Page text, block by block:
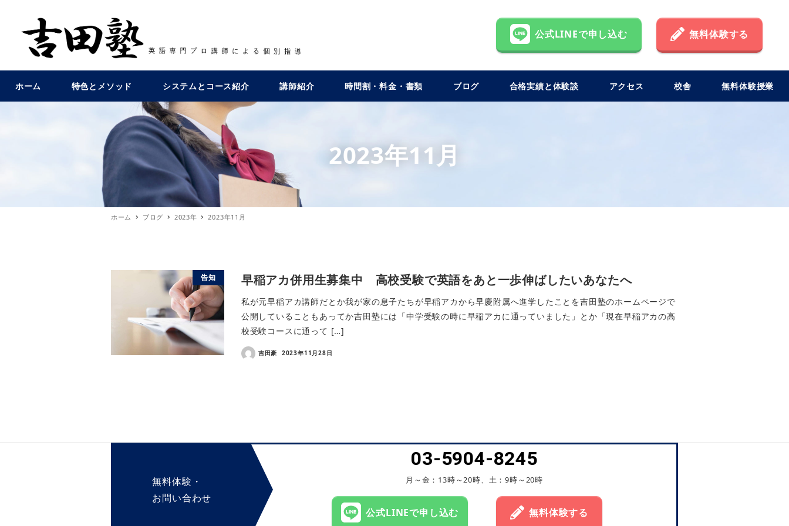
公式LINEで申し込む 無料体験する
ホーム 特色とメソッド システムとコース紹介 講師紹介 時間割・料金・書類 ブログ 合格実績と体験談 アクセス 校舎 無料体験授業
2023年11月
ホーム ブログ 2023年 2023年11月
告知 早稲アカ併用生募集中 高校受験で英語をあと一歩伸ばしたいあなたへ
私が元早稲アカ講師だとか我が家の息子たちが早稲アカから早慶附属へ進学したことを吉田塾のホームページで
公開していることもあってか吉田塾には「中学受験の時に早稲アカに通っていました」とか「現在早稲アカの高
校受験コースに通って […]
吉田豪 2023年11月28日
無料体験・
お問い合わせ
03-5904-8245
月～金：13時～20時、土：9時～20時
公式LINEで申し込む 無料体験する